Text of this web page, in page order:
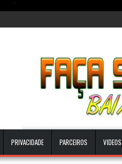
PRIVACIDADE PARCEIROS VIDEOS